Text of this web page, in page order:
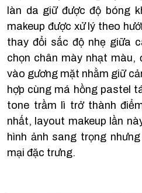
làn da giữ được độ bóng
makeup được xử lý theo
thay đổi sắc độ nhẹ giữa
chọn chân mày nhạt màu,
vào gương mặt nhằm giữ
hợp cùng má hồng pastel
tone trầm lì trở thành
nhất, layout makeup lần
hình ảnh sang trọng
mại đặc trưng.